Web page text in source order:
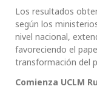
Los resultados
según los
nivel nacional,
favoreciendo el
transformación del
Comienza UCLM